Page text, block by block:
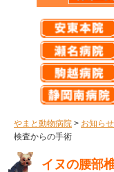
やまと動物病院 > お知らせ
検査からの手術
イヌの腰部